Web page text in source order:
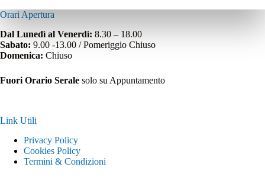
Orari Apertura
Dal Lunedì al Venerdì: 8.30 – 18.00
Sabato: 9.00 -13.00 / Pomeriggio Chiuso
Domenica: Chiuso
Fuori Orario Serale solo su Appuntamento
Link Utili
Privacy Policy
Cookies Policy
Termini & Condizioni